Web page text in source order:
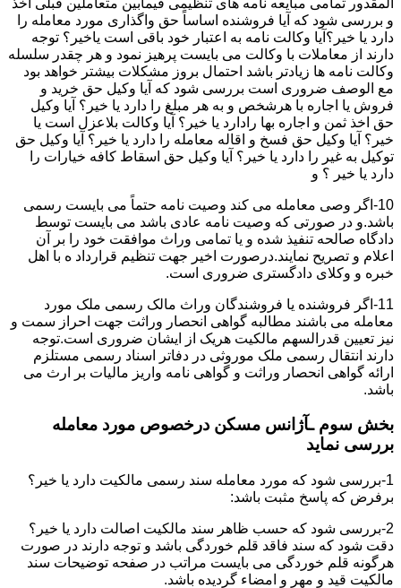
المقدور تمامی مبایعه نامه های تنظیمی فیمابین متعاملین قبلی اخذ
و بررسی شود که آیا فروشنده اساساً حق واگذاری مورد معامله را
دارد یا خیر؟آیا وکالت نامه به اعتبار خود باقی است یاخیر؟ توجه
دارند از معاملات با وکالت می بایست پرهیز نمود و هر چقدر سلسله
وکالت نامه ها زیادتر باشد احتمال بروز مشکلات بیشتر خواهد بود
مع الوصف ضروری است بررسی شود که آیا وکیل حق خرید و
فروش یا اجاره با هرشخص و به هر مبلغ را دارد یا خیر؟ آیا وکیل
حق اخذ ثمن و اجاره بها رادارد یا خیر؟ آیا وکالت بلاعزل است یا
خیر؟ آیا وکیل حق فسخ و اقاله معامله را دارد یا خیر؟ آیا وکیل حق
توکیل به غیر را دارد یا خیر؟ آیا وکیل حق اسقاط کافه خیارات را
دارد یا خیر ؟ و
10-اگر وصی معامله می کند وصیت نامه حتماً می بایست رسمی
باشد.و در صورتی که وصیت نامه عادی باشد می بایست توسط
دادگاه صالحه تنفیذ شده و یا تمامی وراث موافقت خود را بر آن
اعلام و تصریح نمایند.درصورت اخیر جهت تنظیم قرارداد ه با اهل
خبره و وکلای دادگستری ضروری است.
11-اگر فروشنده یا فروشندگان وراث مالک رسمی ملک مورد
معامله می باشند مطالبه گواهی انحصار وراثت جهت احراز سمت و
نیز تعیین قدرالسهم مالکیت هریک از ایشان ضروری است.توجه
دارند انتقال رسمی ملک موروثی در دفاتر اسناد رسمی مستلزم
ارائه گواهی انحصار وراثت و گواهی نامه واریز مالیات بر ارث می
باشد.
بخش سوم ـآژانس مسکن درخصوص مورد معامله
بررسی نماید
1-بررسی شود که مورد معامله سند رسمی مالکیت دارد یا خیر؟
برفرض که پاسخ مثبت باشد:
2-بررسی شود که حسب ظاهر سند مالکیت اصالت دارد یا خیر؟
دقت شود که سند فاقد قلم خوردگی باشد و توجه دارند در صورت
هرگونه قلم خوردگی می بایست مراتب در صفحه توضیحات سند
مالکیت قید و مهر و امضاء گردیده باشد.